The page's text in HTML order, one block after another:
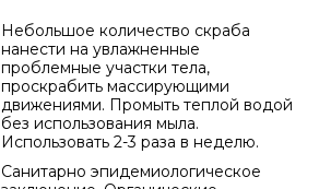
Небольшое количество скраба
нанести на увлажненные
проблемные участки тела,
проскрабить массирующими
движениями. Промыть теплой водой
без использования мыла.
Использовать 2-3 раза в неделю.
Санитарно эпидемиологическое